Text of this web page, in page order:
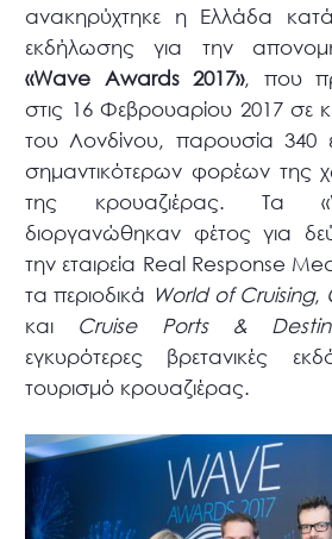
ανακηρύχτηκε η Ελλάδα
εκδήλωσης για την
«Wave Awards 2017», που
στις 16 Φεβρουαρίου 2017 σε
του Λονδίνου, παρουσία
σημαντικότερων φορέων της
της κρουαζιέρας. Τα
διοργανώθηκαν φέτος για
την εταιρεία Real Response
τα περιοδικά World of Cruising,
και Cruise Ports &
εγκυρότερες βρετανικές
τουρισμό κρουαζιέρας.